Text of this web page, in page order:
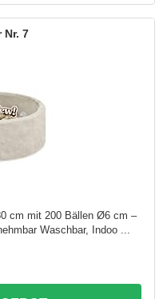
7
cm mit 200 Bällen Ø6 cm –
Waschbar, Indoo ...